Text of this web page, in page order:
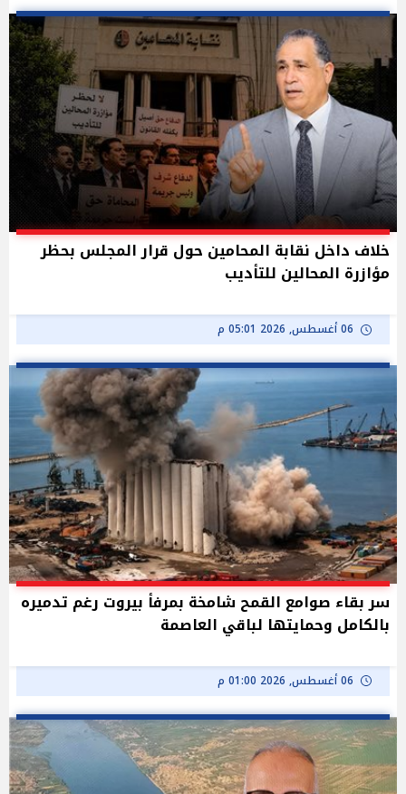
خلاف داخل نقابة المحامين حول قرار المجلس بحظر
مؤازرة المحالين للتأديب
06 أغسطس, 2026 05:01 م
سر بقاء صوامع القمح شامخة بمرفأ بيروت رغم تدميره
بالكامل وحمايتها لباقي العاصمة
06 أغسطس, 2026 01:00 م